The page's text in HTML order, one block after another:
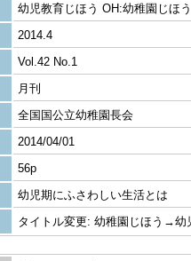
幼児教育じほう OH:幼稚園じほう
2014.4
Vol.42 No.1
月刊
全国国公立幼稚園長会
2014/04/01
56p
幼児期にふさわしい生活とは
タイトル変更: 幼稚園じほう→幼